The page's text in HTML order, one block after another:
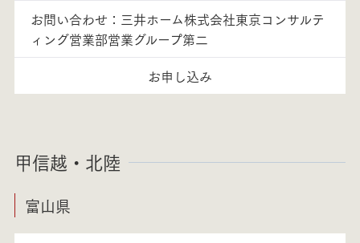
お問い合わせ：三井ホーム株式会社東京コンサルテ
ィング営業部営業グループ第二
お申し込み
甲信越・北陸
富山県